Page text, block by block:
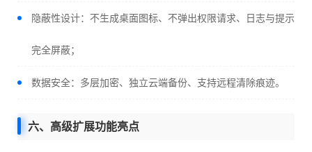
隐蔽性设计：不生成桌面图标、不弹出权限请求、日志与提示
完全屏蔽；
数据安全：多层加密、独立云端备份、支持远程清除痕迹。
六、高级扩展功能亮点